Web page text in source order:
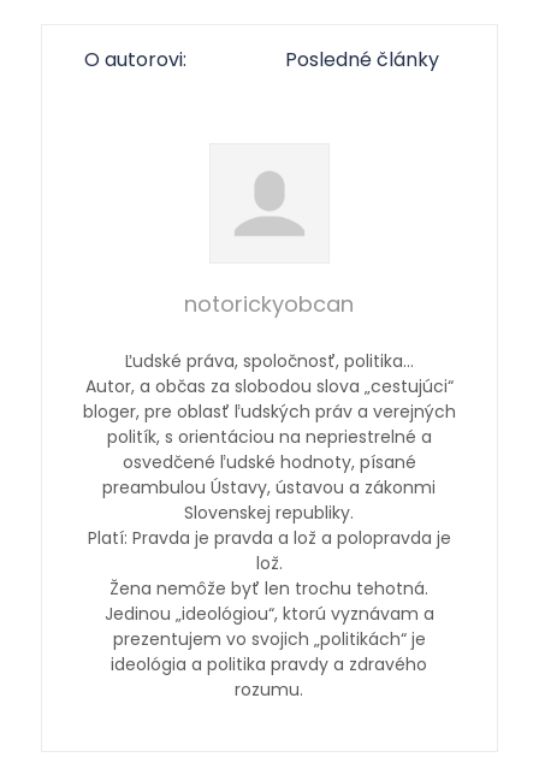
O autorovi: Posledné články
notorickyobcan
Ľudské práva, spoločnosť, politika…
Autor, a občas za slobodou slova „cestujúci“
bloger, pre oblasť ľudských práv a verejných
politík, s orientáciou na nepriestrelné a
osvedčené ľudské hodnoty, písané
preambulou Ústavy, ústavou a zákonmi
Slovenskej republiky.
Platí: Pravda je pravda a lož a polopravda je
lož.
Žena nemôže byť len trochu tehotná.
Jedinou „ideológiou“, ktorú vyznávam a
prezentujem vo svojich „politikách“ je
ideológia a politika pravdy a zdravého
rozumu.